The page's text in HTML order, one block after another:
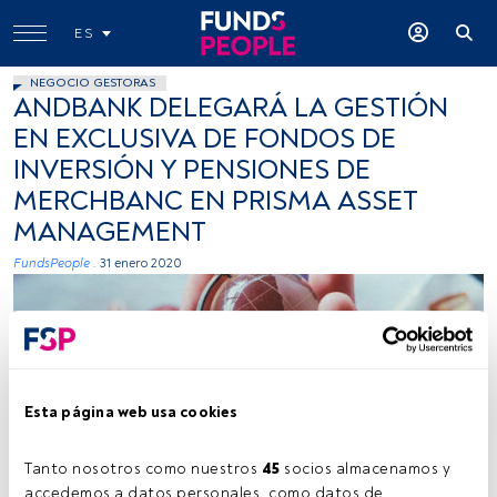
Esta página web usa cookies
Tanto nosotros como nuestros 45 socios almacenamos y
accedemos a datos personales, como datos de
ES
NEGOCIO GESTORAS
ANDBANK DELEGARÁ LA GESTIÓN
EN EXCLUSIVA DE FONDOS DE
INVERSIÓN Y PENSIONES DE
MERCHBANC EN PRISMA ASSET
MANAGEMENT
FundsPeople . 31 enero 2020
Photo by Fernando @cferdo on Unsplash